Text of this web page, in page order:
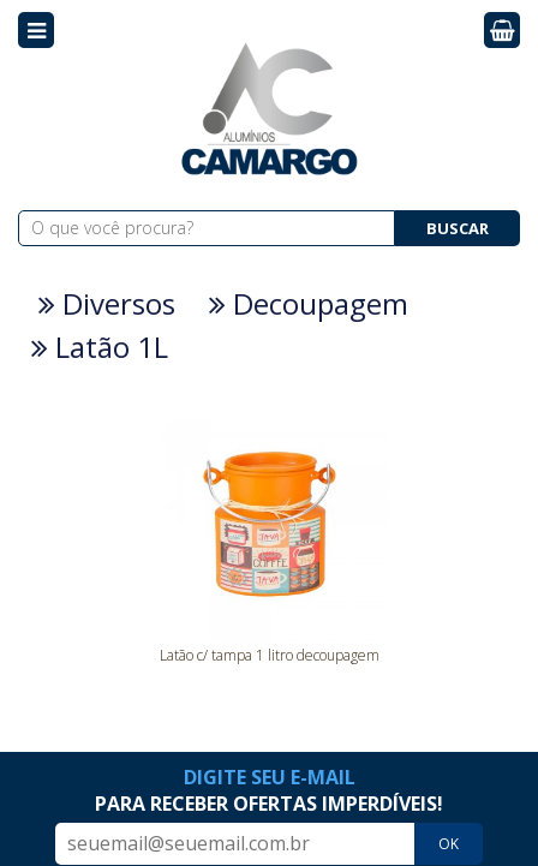
BUSCAR
Diversos
Decoupagem
Latão 1L
Latão c/ tampa 1 litro decoupagem
DIGITE SEU E-MAIL
PARA RECEBER OFERTAS IMPERDÍVEIS!
OK